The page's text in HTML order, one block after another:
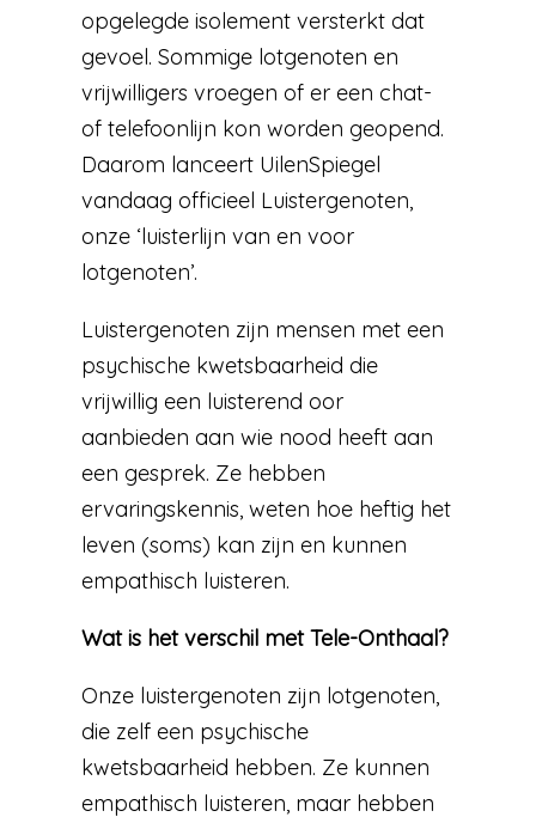
opgelegde isolement versterkt dat
gevoel. Sommige lotgenoten en
vrijwilligers vroegen of er een chat-
of telefoonlijn kon worden geopend.
Daarom lanceert UilenSpiegel
vandaag officieel Luistergenoten,
onze ‘luisterlijn van en voor
lotgenoten’.
Luistergenoten zijn mensen met een
psychische kwetsbaarheid die
vrijwillig een luisterend oor
aanbieden aan wie nood heeft aan
een gesprek. Ze hebben
ervaringskennis, weten hoe heftig het
leven (soms) kan zijn en kunnen
empathisch luisteren.
Wat is het verschil met Tele-Onthaal?
Onze luistergenoten zijn lotgenoten,
die zelf een psychische
kwetsbaarheid hebben. Ze kunnen
empathisch luisteren, maar hebben